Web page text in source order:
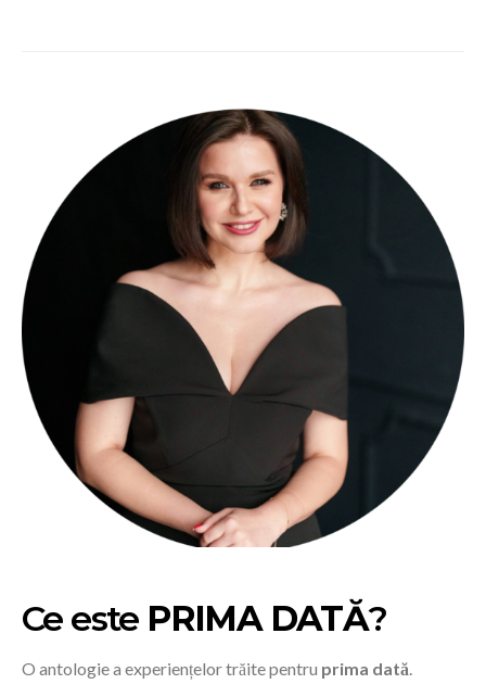
Ce este PRIMA DATĂ?
O antologie a experiențelor trăite pentru prima dată.